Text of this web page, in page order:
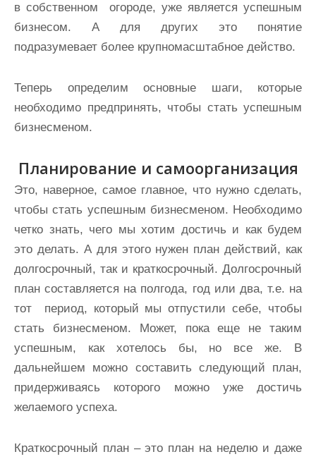
в собственном огороде, уже является успешным
бизнесом. А для других это понятие
подразумевает более крупномасштабное действо.
Теперь определим основные шаги, которые
необходимо предпринять, чтобы стать успешным
бизнесменом.
Планирование и самоорганизация
Это, наверное, самое главное, что нужно сделать,
чтобы стать успешным бизнесменом. Необходимо
четко знать, чего мы хотим достичь и как будем
это делать. А для этого нужен план действий, как
долгосрочный, так и краткосрочный. Долгосрочный
план составляется на полгода, год или два, т.е. на
тот период, который мы отпустили себе, чтобы
стать бизнесменом. Может, пока еще не таким
успешным, как хотелось бы, но все же. В
дальнейшем можно составить следующий план,
придерживаясь которого можно уже достичь
желаемого успеха.
Краткосрочный план – это план на неделю и даже